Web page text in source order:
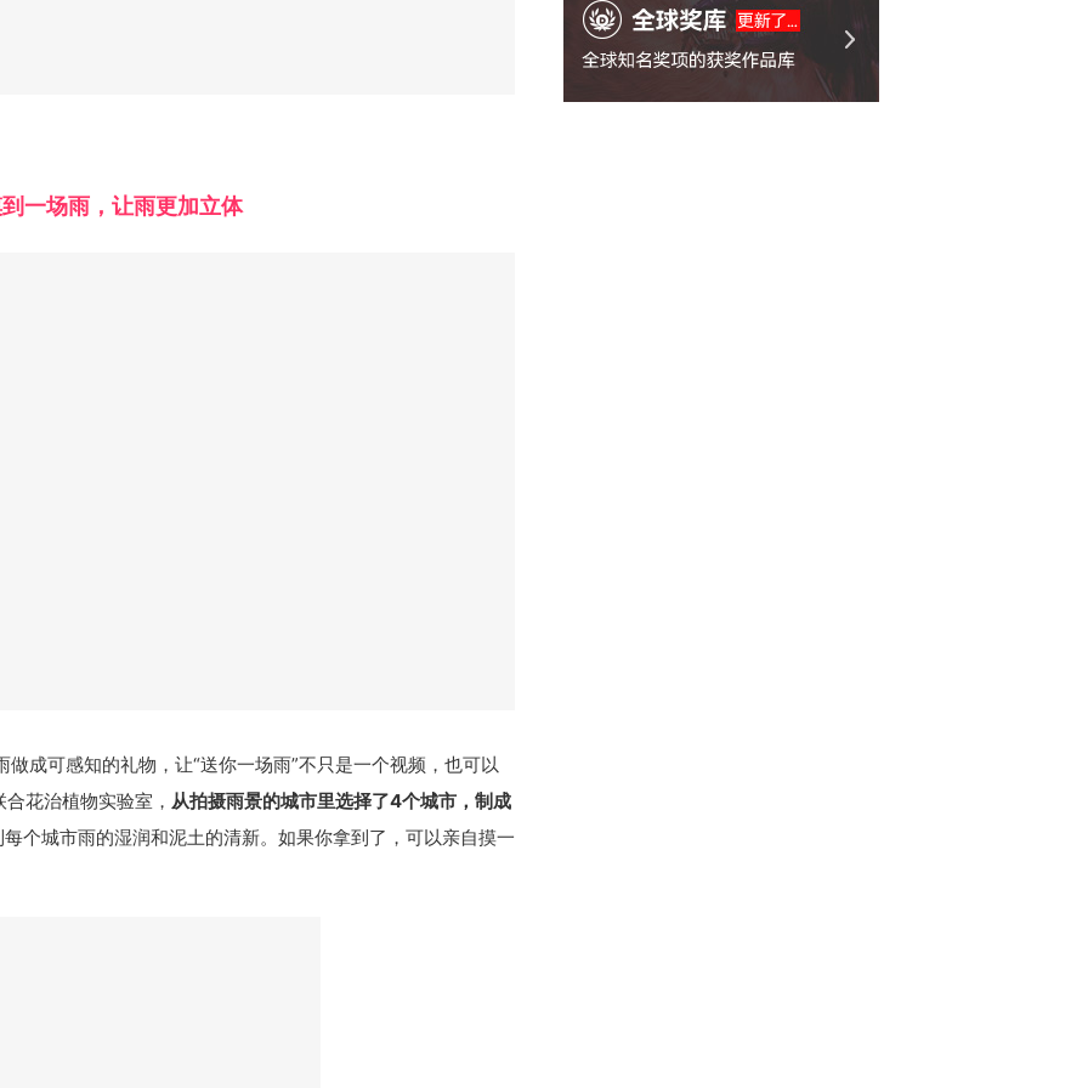
一场雨，让雨更加立体
成可感知的礼物，让“送你一场雨”不只是一个视频，也可以
花治植物实验室， 从拍摄雨景的城市里选择了4个城市，制成
个城市雨的湿润和泥土的清新。如果你拿到了，可以亲自摸一
「项目精榜」5月一期